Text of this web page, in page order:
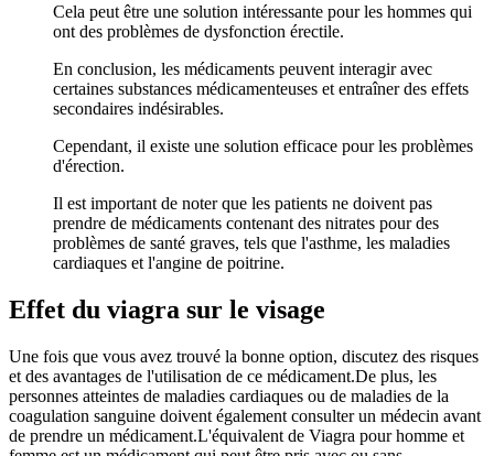
Cela peut être une solution intéressante pour les hommes qui
ont des problèmes de dysfonction érectile.
En conclusion, les médicaments peuvent interagir avec
certaines substances médicamenteuses et entraîner des effets
secondaires indésirables.
Cependant, il existe une solution efficace pour les problèmes
d'érection.
Il est important de noter que les patients ne doivent pas
prendre de médicaments contenant des nitrates pour des
problèmes de santé graves, tels que l'asthme, les maladies
cardiaques et l'angine de poitrine.
Effet du viagra sur le visage
Une fois que vous avez trouvé la bonne option, discutez des risques
et des avantages de l'utilisation de ce médicament.De plus, les
personnes atteintes de maladies cardiaques ou de maladies de la
coagulation sanguine doivent également consulter un médecin avant
de prendre un médicament.L'équivalent de Viagra pour homme et